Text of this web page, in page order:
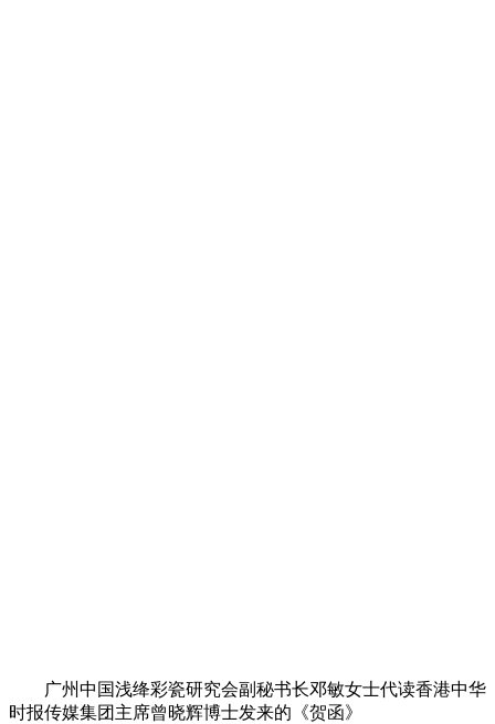
广州中国浅绛彩瓷研究会副秘书长邓敏女士代读香港中华
时报传媒集团主席曾晓辉博士发来的《贺函》